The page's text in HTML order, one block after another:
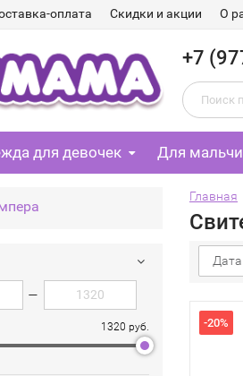
оплата Скидки и акции О
+7
для девочек Для
—
1320 руб.
Главная
-20%